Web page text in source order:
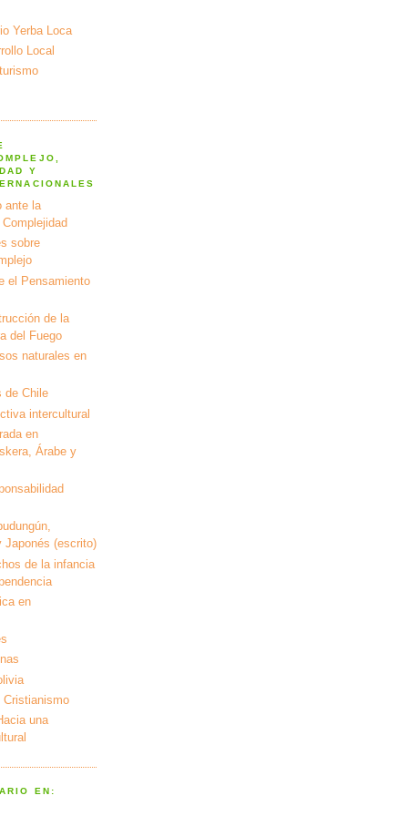
Yerba Loca
Local
Y
ante la
sobre
el Pensamiento
de la
del Fuego
naturales en
de Chile
intercultural
en
Árabe y
Japonés (escrito)
de la infancia
en
Cristianismo
una
EN: